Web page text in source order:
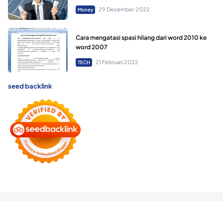
Money 29 Desember 2022
Cara mengatasi spasi hilang dari word 2010 ke
word 2007
TECH 21 Februari 2022
seed backlink